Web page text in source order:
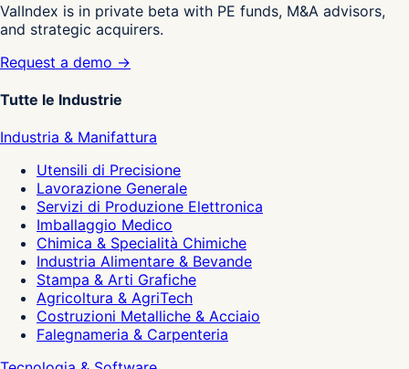
ValIndex is in private beta with PE funds, M&A advisors,
and strategic acquirers.
Request a demo →
Tutte le Industrie
Industria & Manifattura
Utensili di Precisione
Lavorazione Generale
Servizi di Produzione Elettronica
Imballaggio Medico
Chimica & Specialità Chimiche
Industria Alimentare & Bevande
Stampa & Arti Grafiche
Agricoltura & AgriTech
Costruzioni Metalliche & Acciaio
Falegnameria & Carpenteria